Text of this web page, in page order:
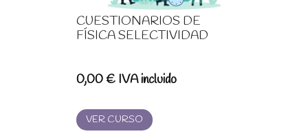
CUESTIONARIOS DE
FÍSICA SELECTIVIDAD
0,00€ IVA incluido
VER CURSO